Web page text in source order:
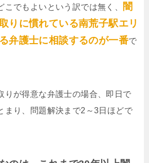
こでもよいという訳では無く、
闇
りに慣れている南荒子駅エリ
弁護士に相談するのが一番で
りが得意な弁護士の場合、即日で
まり、問題解決まで2～3日ほどで